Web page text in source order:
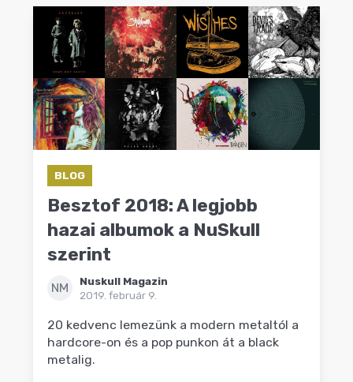
BLOG
Besztof 2018: A legjobb
hazai albumok a NuSkull
szerint
NM
Nuskull Magazin
2019. február 9.
20 kedvenc lemezünk a modern metaltól a
hardcore-on és a pop punkon át a black
metalig.